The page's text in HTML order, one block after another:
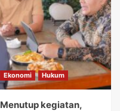
Ekonomi Hukum
Menutup kegiatan,